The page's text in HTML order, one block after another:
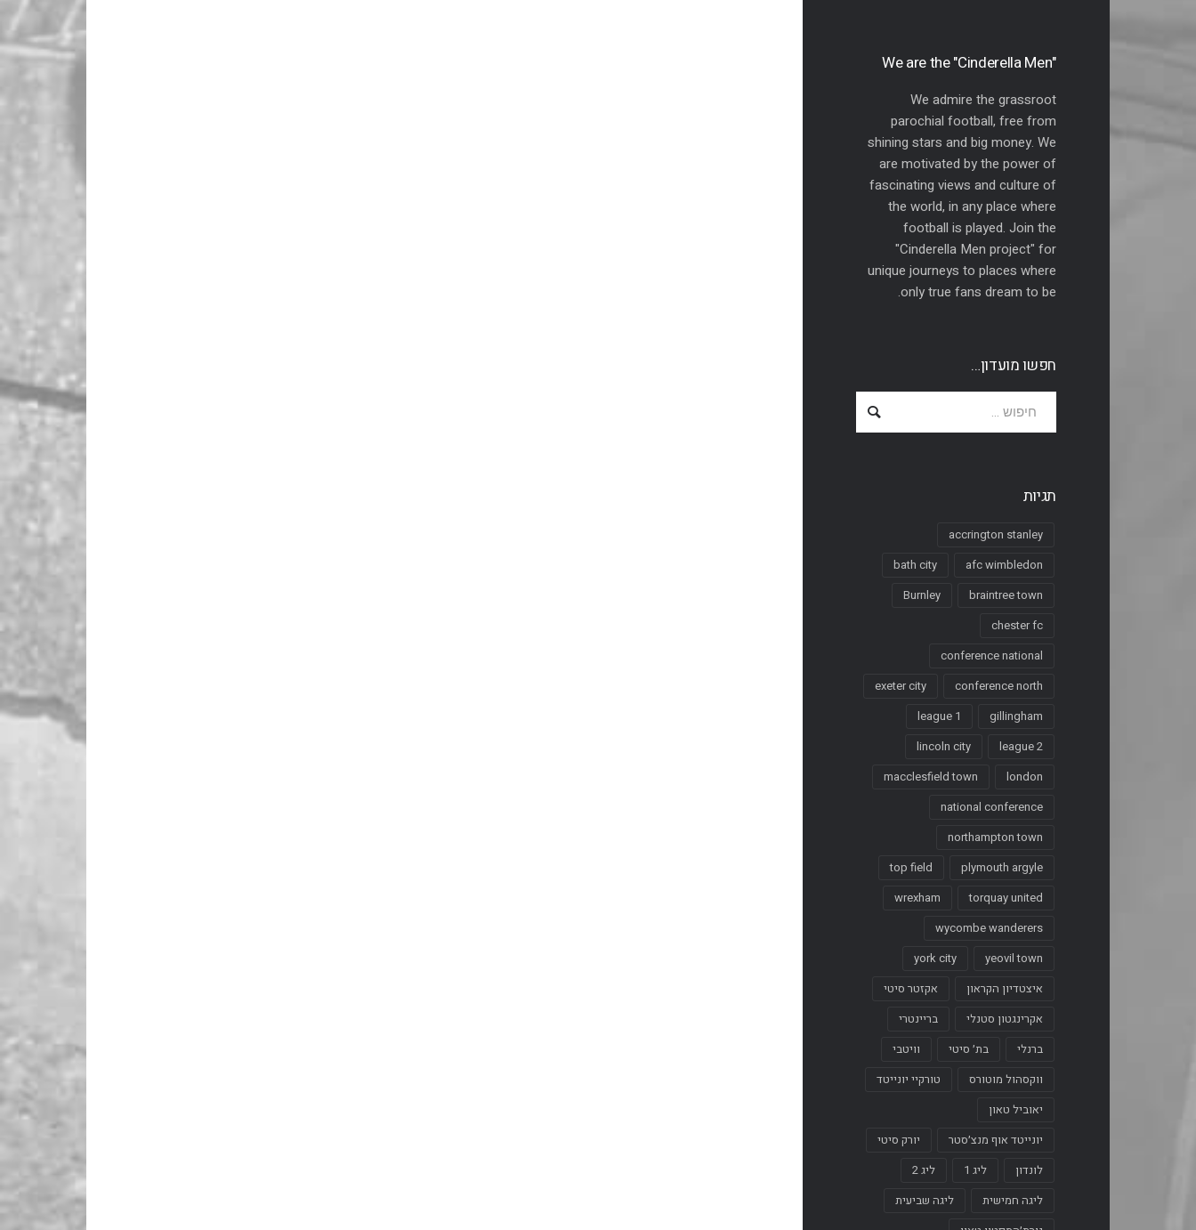
"We are the "Cinderella Men
We admire the grassroot
parochial football, free from
shining stars and big money. We
are motivated by the power of
fascinating views and culture of
the world, in any place where
football is played. Join the
"Cinderella Men project" for
unique journeys to places where
only true fans dream to be.
חפשו מועדון…
תגיות
accrington stanley
afc wimbledon
bath city
braintree town
Burnley
chester fc
conference national
conference north
exeter city
gillingham
league 1
league 2
lincoln city
london
macclesfield town
national conference
northampton town
plymouth argyle
top field
torquay united
wrexham
wycombe wanderers
yeovil town
york city
איצטדיון הקראון
אקזטר סיטי
אקרינגטון סטנלי
בריינטרי
ברנלי
בת׳ סיטי
וויטבי
ווקסהול מוטורס
טורקיי יונייטד
יאוביל טאון
יונייטד אוף מנצ׳סטר
יורק סיטי
לונדון
ליג 1
ליג 2
ליגה חמישית
ליגה שביעית